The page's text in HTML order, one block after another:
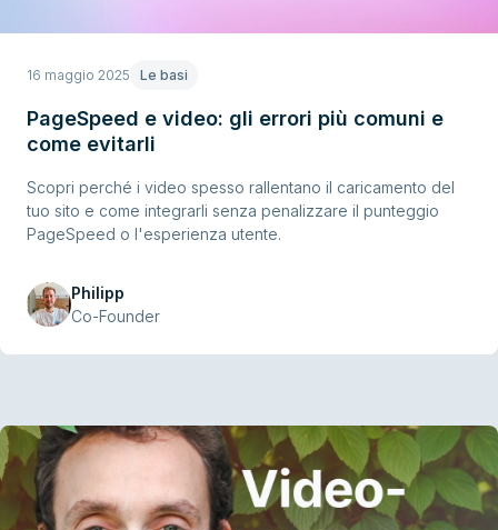
16 maggio 2025 Le basi
PageSpeed e video: gli errori più comuni e
come evitarli
Scopri perché i video spesso rallentano il caricamento del
tuo sito e come integrarli senza penalizzare il punteggio
PageSpeed o l'esperienza utente.
Philipp
Co-Founder